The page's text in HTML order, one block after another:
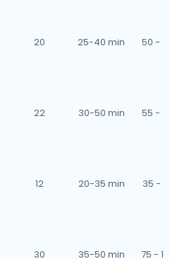
20 25-40 min 50 -
22 30-50 min 55 -
12 20-35 min 35 -
30 35-50 min 75 -